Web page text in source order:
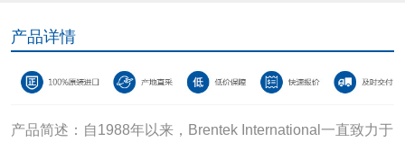
产品详情
产品简述：自1988年以来，Brentek International一直致力于